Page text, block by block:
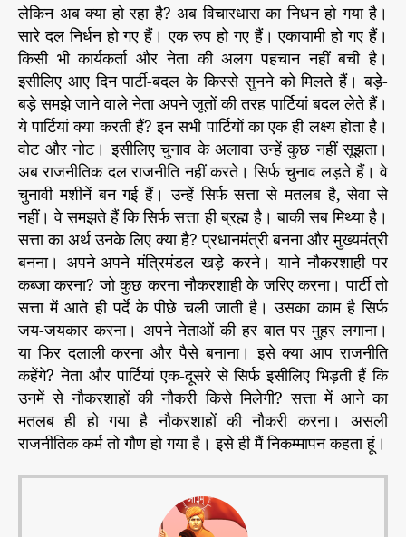
लेकिन अब क्या हो रहा है? अब विचारधारा का निधन हो गया है।
सारे दल निर्धन हो गए हैं। एक रुप हो गए हैं। एकायामी हो गए हैं।
किसी भी कार्यकर्ता और नेता की अलग पहचान नहीं बची है।
इसीलिए आए दिन पार्टी-बदल के किस्से सुनने को मिलते हैं। बड़े-
बड़े समझे जाने वाले नेता अपने जूतों की तरह पार्टियां बदल लेते हैं।
ये पार्टियां क्या करती हैं? इन सभी पार्टियों का एक ही लक्ष्य होता है।
वोट और नोट। इसीलिए चुनाव के अलावा उन्हें कुछ नहीं सूझता।
अब राजनीतिक दल राजनीति नहीं करते। सिर्फ चुनाव लड़ते हैं। वे
चुनावी मशीनें बन गई हैं। उन्हें सिर्फ सत्ता से मतलब है, सेवा से
नहीं। वे समझते हैं कि सिर्फ सत्ता ही ब्रह्म है। बाकी सब मिथ्या है।
सत्ता का अर्थ उनके लिए क्या है? प्रधानमंत्री बनना और मुख्यमंत्री
बनना। अपने-अपने मंत्रिमंडल खड़े करने। याने नौकरशाही पर
कब्जा करना? जो कुछ करना नौकरशाही के जरिए करना। पार्टी तो
सत्ता में आते ही पर्दे के पीछे चली जाती है। उसका काम है सिर्फ
जय-जयकार करना। अपने नेताओं की हर बात पर मुहर लगाना।
या फिर दलाली करना और पैसे बनाना। इसे क्या आप राजनीति
कहेंगे? नेता और पार्टियां एक-दूसरे से सिर्फ इसीलिए भिड़ती हैं कि
उनमें से नौकरशाहों की नौकरी किसे मिलेगी? सत्ता में आने का
मतलब ही हो गया है नौकरशाहों की नौकरी करना। असली
राजनीतिक कर्म तो गौण हो गया है। इसे ही मैं निकम्मापन कहता हूं।